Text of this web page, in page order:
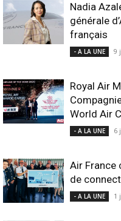
Nadia
générale
français
- A LA UNE 9
Royal Air
World Air
- A LA UNE 6
Air France
de
- A LA UNE 1